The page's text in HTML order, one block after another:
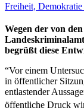
Freiheit, Demokratie
Wegen der von
begrüßt diese
“Vor einem
in öffentlicher
entlastender
öffentliche Druck